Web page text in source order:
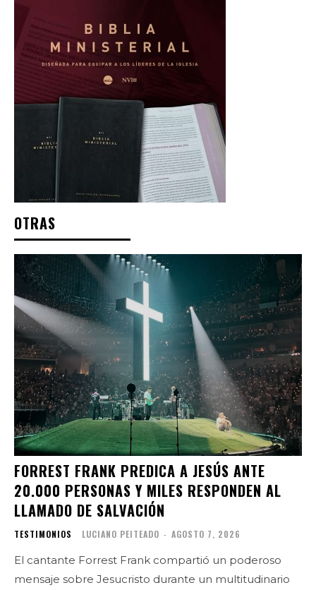
OTRAS
FORREST FRANK PREDICA A JESÚS ANTE
20.000 PERSONAS Y MILES RESPONDEN AL
LLAMADO DE SALVACIÓN
TESTIMONIOS LUCIANO PEITEADO - AGOSTO 7, 2026
El cantante Forrest Frank compartió un poderoso
mensaje sobre Jesucristo durante un multitudinario